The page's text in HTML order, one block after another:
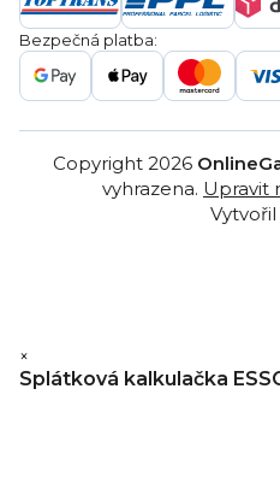
Značky
Gastro velkoobchod
Bezpečná platba:
Copyright 2026
vyhrazena. Upravit
×
Splátková kalkulačka